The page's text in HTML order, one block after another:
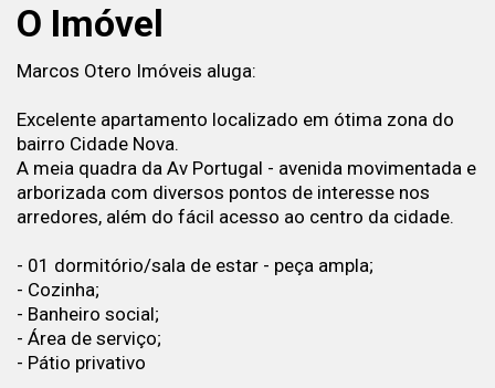
O Imóvel
Marcos Otero Imóveis aluga:
Excelente apartamento localizado em ótima zona do
bairro Cidade Nova.
A meia quadra da Av Portugal - avenida movimentada e
arborizada com diversos pontos de interesse nos
arredores, além do fácil acesso ao centro da cidade.
- 01 dormitório/sala de estar - peça ampla;
- Cozinha;
- Banheiro social;
- Área de serviço;
- Pátio privativo